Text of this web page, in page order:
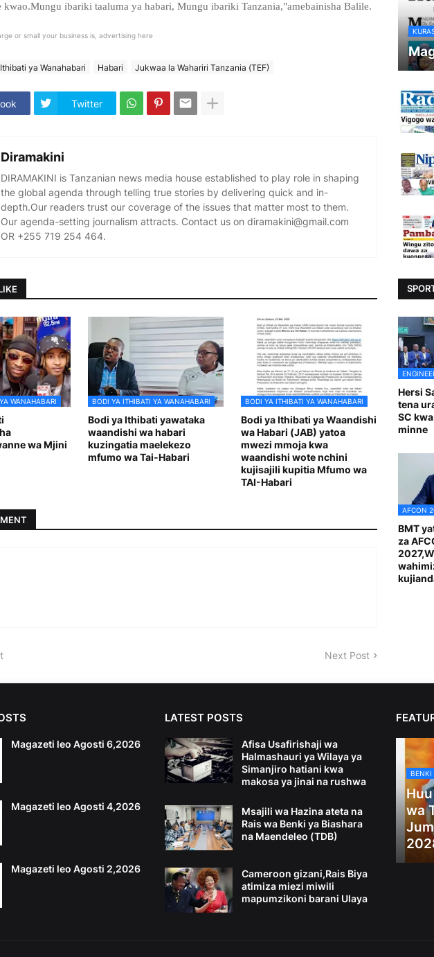
kwao.Mungu ibariki taaluma ya habari, Mungu ibariki Tanzania,"amebainisha Balile.
or small your business is, advertising here
ya Wanahabari Habari Jukwaa la Wahariri Tanzania (TEF)
Twitter
Diramakini
DIRAMAKINI is Tanzanian news media house established to play role in shaping
the global agenda through telling true stories by delivering quick and in-
depth.Our readers trust our coverage of the issues that matter most to them.
Our agenda-setting journalism attracts. Contact us on diramakini@gmail.com
OR +255 719 254 464.
WANAHABARI
wa Mjini
BODI YA ITHIBATI YA WANAHABARI
Bodi ya Ithibati yawataka
waandishi wa habari
kuzingatia maelekezo
mfumo wa Tai-Habari
BODI YA ITHIBATI YA WANAHABARI
Bodi ya Ithibati ya Waandishi
wa Habari (JAB) yatoa
mwezi mmoja kwa
waandishi wote nchini
kujisajili kupitia Mfumo wa
TAI-Habari
Next Post
Hersi
tena
SC
minne
AFCON
BMT
za
Magazeti leo Agosti 6,2026
Magazeti leo Agosti 4,2026
Magazeti leo Agosti 2,2026
LATEST POSTS
Afisa Usafirishaji wa
Halmashauri ya Wilaya ya
Simanjiro hatiani kwa
makosa ya jinai na rushwa
Msajili wa Hazina ateta na
Rais wa Benki ya Biashara
na Maendeleo (TDB)
Cameroon gizani,Rais Biya
atimiza miezi miwili
mapumzikoni barani Ulaya
BENKI
wa